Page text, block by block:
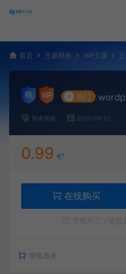
首页 主题模板 WP主题
# 热门
智者熊猫 2025-09-27
0.99 💎
在线购买
增值服务：